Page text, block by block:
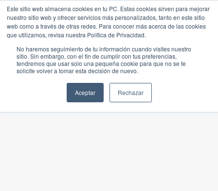
Este sitio web almacena cookies en tu PC. Estas cookies sirven para mejorar
nuestro sitio web y ofrecer servicios más personalizados, tanto en este sitio
web como a través de otras redes. Para conocer más acerca de las cookies
que utilizamos, revisa nuestra Política de Privacidad.
No haremos seguimiento de tu información cuando visites nuestro
sitio. Sin embargo, con el fin de cumplir con tus preferencias,
tendremos que usar solo una pequeña cookie para que no se te
solicite volver a tomar esta decisión de nuevo.
Aceptar Rechazar